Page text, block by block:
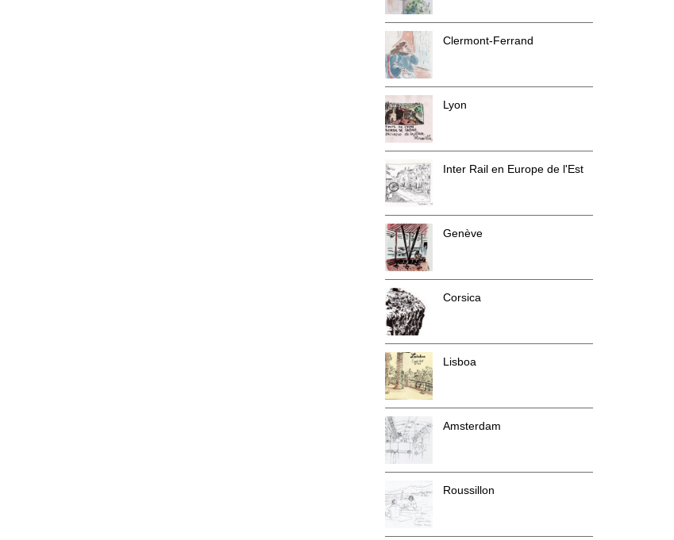
Clermont-Ferrand
Lyon
Inter Rail en Europe de l'Est
Genève
Corsica
Lisboa
Amsterdam
Roussillon